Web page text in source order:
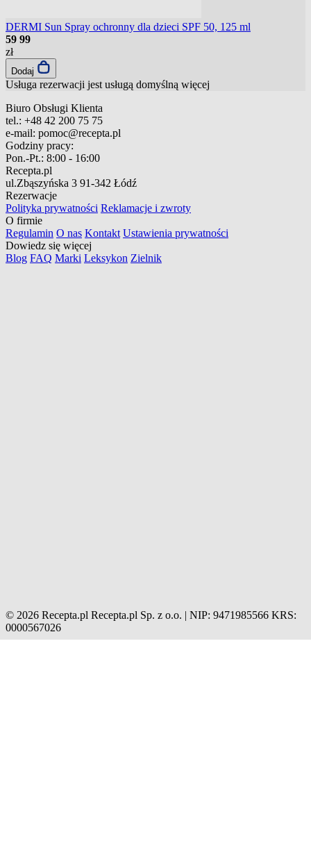
DERMI Sun Spray ochronny dla dzieci SPF 50, 125 ml
59 99
zł
Dodaj
Usługa rezerwacji jest usługą domyślną więcej
Biuro Obsługi Klienta
tel.: +48 42 200 75 75
e-mail: pomoc@recepta.pl
Godziny pracy:
Pon.-Pt.: 8:00 - 16:00
Recepta.pl
ul.Zbąszyńska 3 91-342 Łódź
Rezerwacje
Polityka prywatności Reklamacje i zwroty
O firmie
Regulamin O nas Kontakt Ustawienia prywatności
Dowiedz się więcej
Blog FAQ Marki Leksykon Zielnik
© 2026 Recepta.pl Recepta.pl Sp. z o.o. | NIP: 9471985566 KRS:
0000567026